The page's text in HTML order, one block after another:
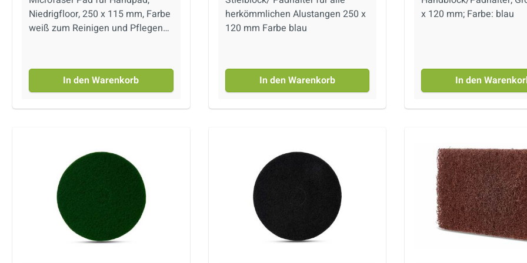
Verwendung mit
Reinigungsautomaten erhalten
sie den Glanz großer
bis 2000 m2 / je nach
Oberfläche KÖRNUNGEN50, 100,
200, 400, 800, 1500, 3000, 5000,
15000
Niedrigfloor, 250 x 115 mm, Farbe
weiß zum Reinigen und Pflegen
In den Warenkorb
herkömmlichen Alustangen 250 x
120 mm Farbe blau
In den Warenkorb
x 120 mm; Farbe: blau
In den